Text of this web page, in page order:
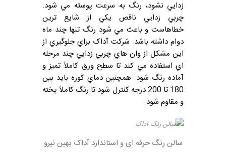
زدايي نشود، رنگ به سرعت پوسته مي شود.
چربي زدايي ناقص يکي از شايع ترين
خطاهاست و باعث مي شود رنگ تنها چند ماه
دوام داشته باشد. شرکت آداک براي جلوگيري از
اين مشکل از وان هاي چربي زدايي چند مرحله
اي استفاده مي کند تا سطح ورق کاملاً تميز و
آماده رنگ شود. همچنين دماي کوره بايد بين
180 تا 200 درجه کنترل شود تا رنگ کاملاً پخته
و مقاوم شود.
سالن رنگ حرفه ای و استاندارد آداک بهین نیرو